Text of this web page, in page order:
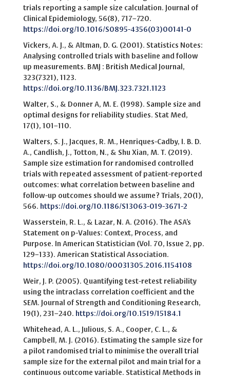
trials reporting a sample size calculation. Journal of
Clinical Epidemiology, 56(8), 717–720.
https://doi.org/10.1016/S0895-4356(03)00141-0
Vickers, A. J., & Altman, D. G. (2001). Statistics Notes:
Analysing controlled trials with baseline and follow
up measurements. BMJ : British Medical Journal,
323(7321), 1123.
https://doi.org/10.1136/BMJ.323.7321.1123
Walter, S., & Donner A, M. E. (1998). Sample size and
optimal designs for reliability studies. Stat Med,
17(1), 101–110.
Walters, S. J., Jacques, R. M., Henriques-Cadby, I. B. D.
A., Candlish, J., Totton, N., & Shu Xian, M. T. (2019).
Sample size estimation for randomised controlled
trials with repeated assessment of patient-reported
outcomes: what correlation between baseline and
follow-up outcomes should we assume? Trials, 20(1),
566. https://doi.org/10.1186/S13063-019-3671-2
Wasserstein, R. L., & Lazar, N. A. (2016). The ASA’s
Statement on p-Values: Context, Process, and
Purpose. In American Statistician (Vol. 70, Issue 2, pp.
129–133). American Statistical Association.
https://doi.org/10.1080/00031305.2016.1154108
Weir, J. P. (2005). Quantifying test-retest reliability
using the intraclass correlation coefficient and the
SEM. Journal of Strength and Conditioning Research,
19(1), 231–240. https://doi.org/10.1519/15184.1
Whitehead, A. L., Julious, S. A., Cooper, C. L., &
Campbell, M. J. (2016). Estimating the sample size for
a pilot randomised trial to minimise the overall trial
sample size for the external pilot and main trial for a
continuous outcome variable. Statistical Methods in